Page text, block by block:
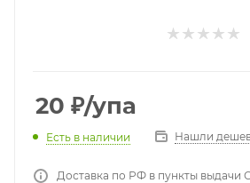
20 ₽/упа
Есть в наличии Нашли
Доставка по РФ в пункты выдачи